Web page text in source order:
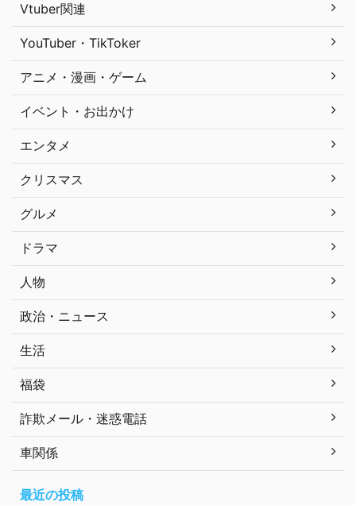
Vtuber関連
YouTuber・TikToker
アニメ・漫画・ゲーム
イベント・お出かけ
エンタメ
クリスマス
グルメ
ドラマ
人物
政治・ニュース
生活
福袋
詐欺メール・迷惑電話
車関係
最近の投稿